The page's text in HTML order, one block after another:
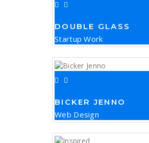
DOUBLE GLASS
Startup Work
BICKER JENNO
Web Design